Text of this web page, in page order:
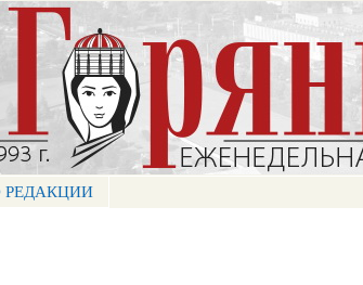
основному
содержанию
РЕДАКЦИИ